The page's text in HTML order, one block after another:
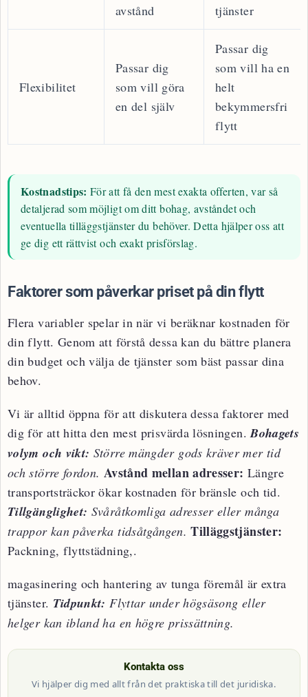
avstånd
tjänster
Flexibilitet
Passar dig
som vill göra
en del själv
Passar dig
som vill ha en
helt
bekymmersfri
flytt
Kostnadstips: För att få den mest exakta offerten, var så
detaljerad som möjligt om ditt bohag, avståndet och
eventuella tilläggstjänster du behöver. Detta hjälper oss att
ge dig ett rättvist och exakt prisförslag.
Faktorer som påverkar priset på din flytt
Flera variabler spelar in när vi beräknar kostnaden för
din flytt. Genom att förstå dessa kan du bättre planera
din budget och välja de tjänster som bäst passar dina
behov.
Vi är alltid öppna för att diskutera dessa faktorer med
dig för att hitta den mest prisvärda lösningen.Bohagets
volym och vikt: Större mängder gods kräver mer tid
och större fordon. Avstånd mellan adresser: Längre
transportsträckor ökar kostnaden för bränsle och tid.
Tillgänglighet: Svåråtkomliga adresser eller många
trappor kan påverka tidsåtgången.Tilläggstjänster:
Packning, flyttstädning,.
magasinering och hantering av tunga föremål är extra
tjänster. Tidpunkt: Flyttar under högsäsong eller
helger kan ibland ha en högre prissättning.
Kontakta oss
Vi hjälper dig med allt från det praktiska till det juridiska.